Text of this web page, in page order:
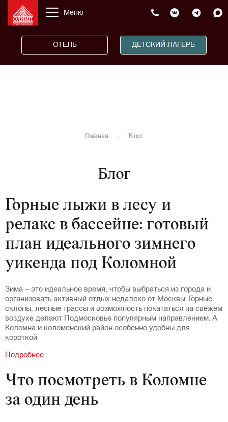
Меню
ОТЕЛЬ ДЕТСКИЙ ЛАГЕРЬ
Главная Блог
Блог
Горные лыжи в лесу и
релакс в бассейне: готовый
план идеального зимнего
уикенда под Коломной
Зима – это идеальное время, чтобы выбраться из города и
организовать активный отдых недалеко от Москвы. Горные
склоны, лесные трассы и возможность покататься на свежем
воздухе делают Подмосковье популярным направлением. А
Коломна и коломенский район особенно удобны для
короткой
Подробнее...
Что посмотреть в Коломне
за один день